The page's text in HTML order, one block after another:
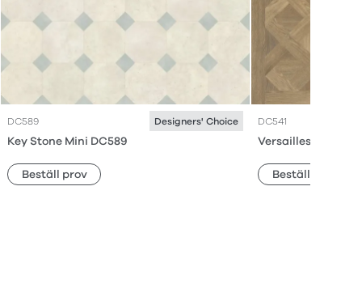
DC589 Designers' Choice
Key Stone Mini DC589
Beställ prov
DC541
Versailles Parquet
Beställ prov